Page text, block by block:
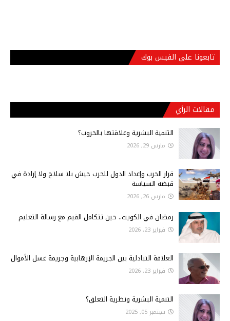
تابعونا على الفيس بوك
مقالات الرأي
التنمية البشرية وعلاقتها بالحروب؟
مارس 29, 2026
قرار الحرب وإعداد الدول للحرب جيش بلا سلاح ولا إرادة في
قبضة السياسة
مارس 26, 2026
رمضان في الكويت.. حين تتكامل القيم مع رسالة التعليم
فبراير 23, 2026
العلاقة التبادلية بين الجريمة الإرهابية وجريمة غسل الأموال
فبراير 23, 2026
التنمية البشرية ونظرية التعلق؟
سبتمبر 05, 2025